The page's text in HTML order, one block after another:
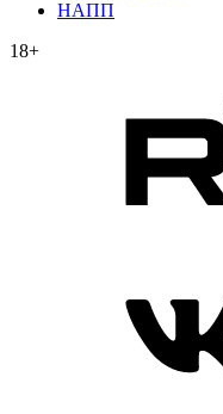
НАПП
18+